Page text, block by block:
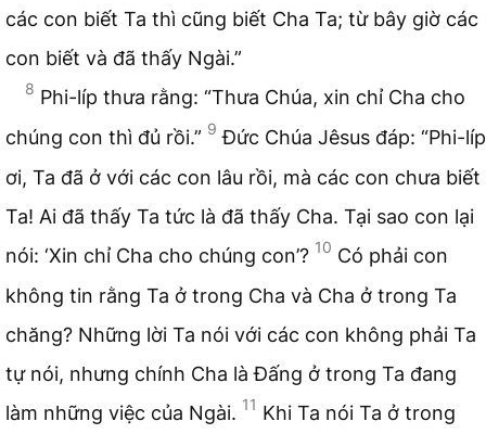
các con biết Ta thì cũng biết Cha Ta; từ bây giờ các
con biết và đã thấy Ngài.”
8 Phi-líp thưa rằng: “Thưa Chúa, xin chỉ Cha cho
chúng con thì đủ rồi.” 9 Đức Chúa Jêsus đáp: “Phi-líp
ơi, Ta đã ở với các con lâu rồi, mà các con chưa biết
Ta! Ai đã thấy Ta tức là đã thấy Cha. Tại sao con lại
nói: ‘Xin chỉ Cha cho chúng con’? 10 Có phải con
không tin rằng Ta ở trong Cha và Cha ở trong Ta
chăng? Những lời Ta nói với các con không phải Ta
tự nói, nhưng chính Cha là Đấng ở trong Ta đang
làm những việc của Ngài. 11 Khi Ta nói Ta ở trong